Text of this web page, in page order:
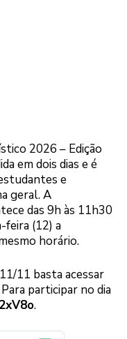
2026 – Edição
em dois dias e é
e
geral. A
das 9h às 11h30
feira (12) a
horário.
11 basta acessar
Para participar no dia
.